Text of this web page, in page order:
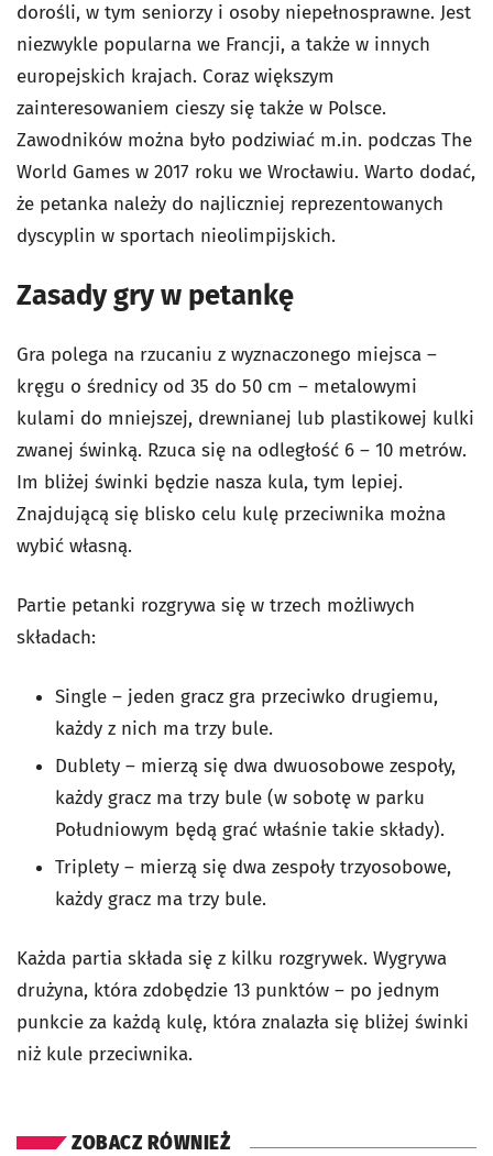
dorośli, w tym seniorzy i osoby niepełnosprawne. Jest
niezwykle popularna we Francji, a także w innych
europejskich krajach. Coraz większym
zainteresowaniem cieszy się także w Polsce.
Zawodników można było podziwiać m.in. podczas The
World Games w 2017 roku we Wrocławiu. Warto dodać,
że petanka należy do najliczniej reprezentowanych
dyscyplin w sportach nieolimpijskich.
Zasady gry w petankę
Gra polega na rzucaniu z wyznaczonego miejsca –
kręgu o średnicy od 35 do 50 cm – metalowymi
kulami do mniejszej, drewnianej lub plastikowej kulki
zwanej świnką. Rzuca się na odległość 6 – 10 metrów.
Im bliżej świnki będzie nasza kula, tym lepiej.
Znajdującą się blisko celu kulę przeciwnika można
wybić własną.
Partie petanki rozgrywa się w trzech możliwych
składach:
Single – jeden gracz gra przeciwko drugiemu,
każdy z nich ma trzy bule.
Dublety – mierzą się dwa dwuosobowe zespoły,
każdy gracz ma trzy bule (w sobotę w parku
Południowym będą grać właśnie takie składy).
Triplety – mierzą się dwa zespoły trzyosobowe,
każdy gracz ma trzy bule.
Każda partia składa się z kilku rozgrywek. Wygrywa
drużyna, która zdobędzie 13 punktów – po jednym
punkcie za każdą kulę, która znalazła się bliżej świnki
niż kule przeciwnika.
ZOBACZ RÓWNIEŻ